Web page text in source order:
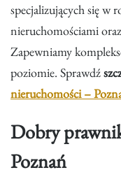
specjalizujących się w
nieruchomościami
Zapewniamy
poziomie. Sprawdź
nieruchomości –
Dobry
Poznań